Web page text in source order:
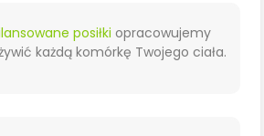
posiłki opracowujemy
każdą komórkę Twojego ciała.